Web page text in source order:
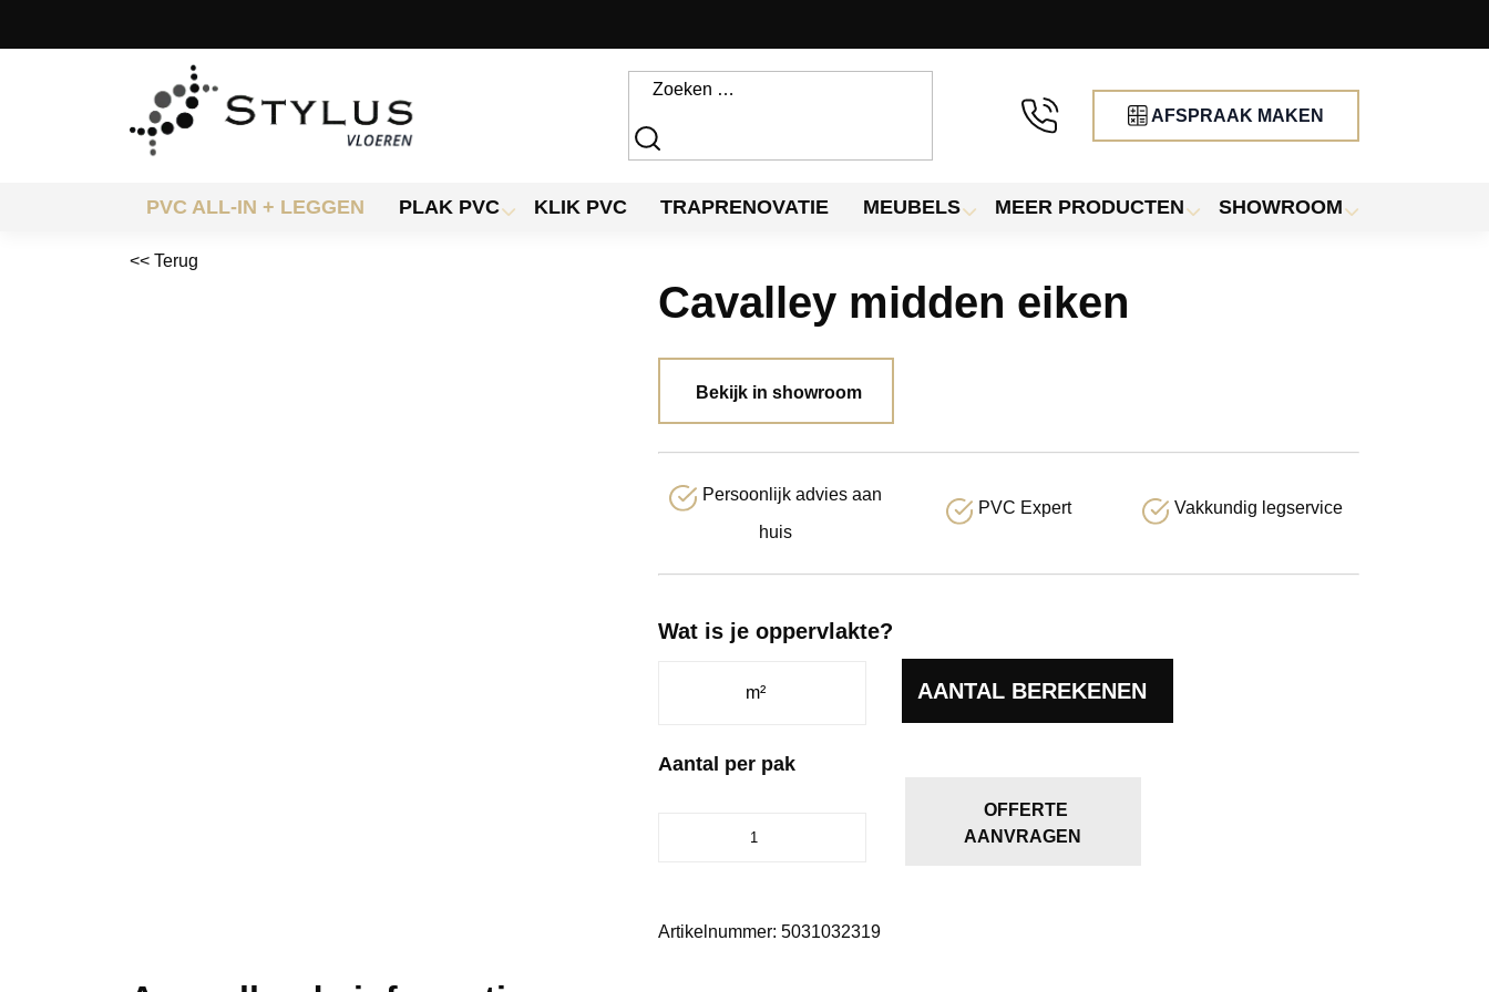
AFSPRAAK MAKEN
PVC ALL-IN + LEGGEN PLAK PVC KLIK PVC TRAPRENOVATIE MEUBELS MEER PRODUCTEN SHOWROOM
<< Terug
Cavalley midden eiken
Bekijk in showroom
Persoonlijk advies aan
huis
PVC Expert Vakkundig legservice
Wat is je oppervlakte?
AANTAL BEREKENEN
Aantal per pak
OFFERTE
AANVRAGEN
Artikelnummer:5031032319